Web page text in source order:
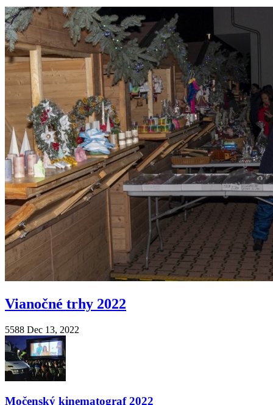
Vianočné trhy 2022
5588 Dec 13, 2022
Močenský kinematograf 2022